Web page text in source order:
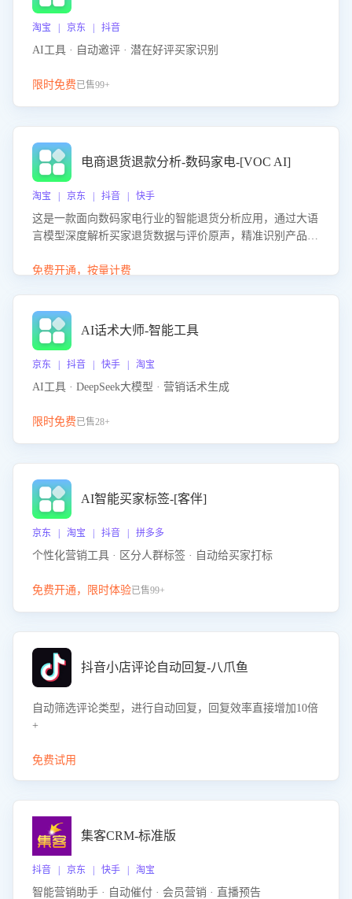
淘宝 | 京东 | 抖音
AI工具 · 自动邀评 · 潜在好评买家识别
限时免费已售99+
电商退货退款分析-数码家电-[VOC AI]
淘宝 | 京东 | 抖音 | 快手
这是一款面向数码家电行业的智能退货分析应用，通过大语
言模型深度解析买家退货数据与评价原声，精准识别产品质
改进建议，通过挖掘用户痛点驱动产品迭代，从根本上降低
免费开通，按量计费
AI话术大师-智能工具
京东 | 抖音 | 快手 | 淘宝
AI工具 · DeepSeek大模型 · 营销话术生成
限时免费已售28+
AI智能买家标签-[客伴]
京东 | 淘宝 | 抖音 | 拼多多
个性化营销工具 · 区分人群标签 · 自动给买家打标
免费开通，限时体验已售99+
抖音小店评论自动回复-八爪鱼
自动筛选评论类型，进行自动回复，回复效率直接增加10倍
+
免费试用
集客CRM-标准版
抖音 | 京东 | 快手 | 淘宝
智能营销助手 · 自动催付 · 会员营销 · 直播预告